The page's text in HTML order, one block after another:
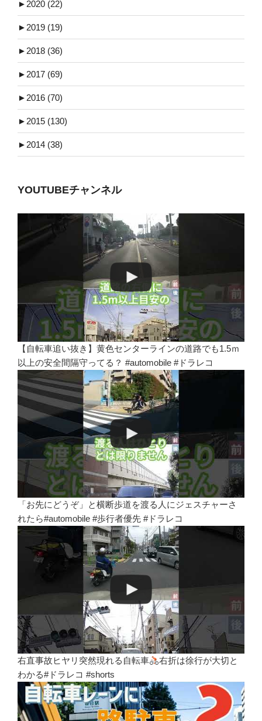
► 2020 (22)
► 2019 (19)
► 2018 (36)
► 2017 (69)
► 2016 (70)
► 2015 (130)
► 2014 (38)
YOUTUBEチャンネル
【自転車追い抜き】黄色センターラインの道路でも1.5ｍ
以上の安全間隔守ってる？ #automobile #ドラレコ
「お先にどうぞ」と横断歩道を渡る人にジェスチャーさ
れたら#automobile #歩行者優先 #ドラレコ
右直事故ヒヤリ突然現れる自転車
右折は徐行が大切と
わかる#ドラレコ #shorts